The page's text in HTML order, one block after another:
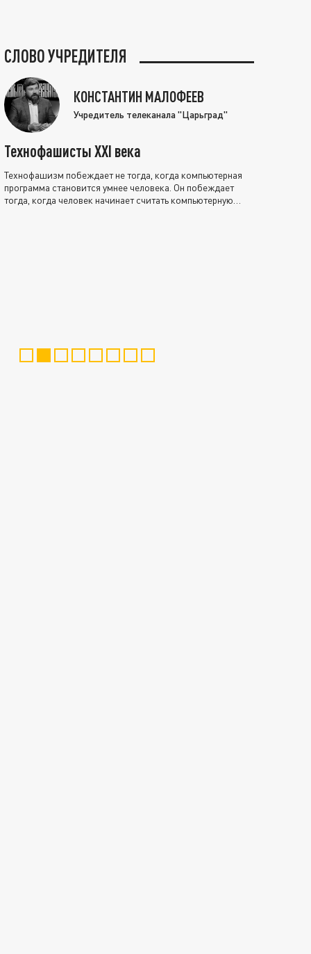
СЛОВО УЧРЕДИТЕЛЯ
КОНСТАНТИН МАЛОФЕЕВ
Учредитель телеканала "Царьград"
Технофашисты XXI века
Технофашизм побеждает не тогда, когда компьютерная
программа становится умнее человека. Он побеждает
тогда, когда человек начинает считать компьютерную